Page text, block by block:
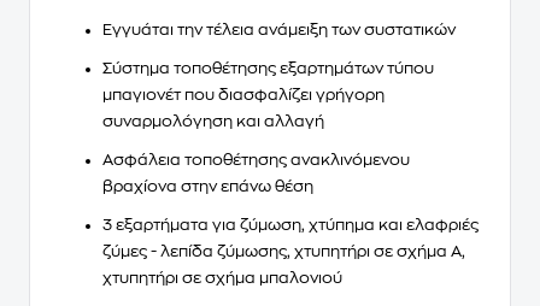
Εγγυάται τηντέλεια ανάμειξη των συστατικών
Σύστημα τοποθέτησης εξαρτημάτων τύπου
μπαγιονέτ που διασφαλίζει γρήγορη
συναρμολόγηση και αλλαγή
Ασφάλεια τοποθέτησης ανακλινόμενου
βραχίονα στην επάνω θέση
3 εξαρτήματα για ζύμωση, χτύπημα και ελαφριές
ζύμες - λεπίδα ζύμωσης, χτυπητήρι σε σχήμα Α,
χτυπητήρι σε σχήμα μπαλονιού